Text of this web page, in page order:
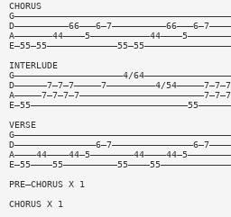
CHORUS
INTERLUDE
G————————————————————4/
D——————7—7—7—————7—————————4/
VERSE
PRE—CHORUS X 1
CHORUS X 1